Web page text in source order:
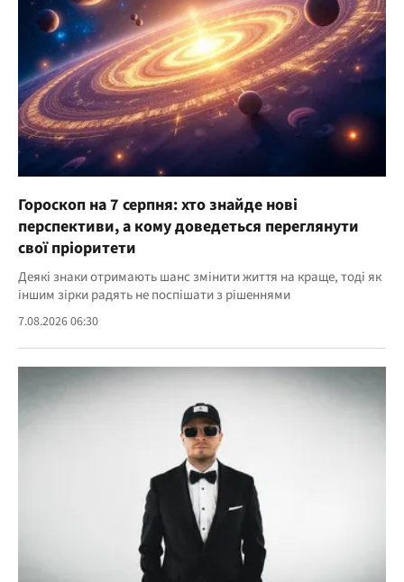
Гороскоп на 7 серпня: хто знайде нові
перспективи, а кому доведеться переглянути
свої пріоритети
Деякі знаки отримають шанс змінити життя на краще, тоді як
іншим зірки радять не поспішати з рішеннями
7.08.2026 06:30